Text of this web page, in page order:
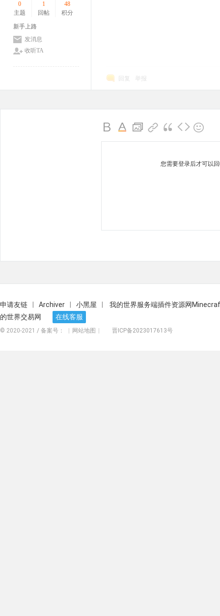
0
主题
1
回帖
48
积分
新手上路
发消息
收听TA
回复 举报
您需要登录后才可以
申请友链 Archiver 小黑屋
我的世界服务端插件资源网
的世界交易网
在线客服
© 2020-2021 / 备案号： 网站地图 晋ICP备2023017613号